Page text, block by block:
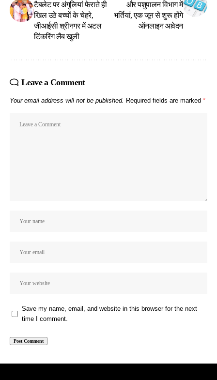
टैबलेट पर अंगुलियां फेराते ही
खिल उठे बच्चों के चेहरे,
जीआईसी श्रीनगर में अटल
टिंकरिंग लैब खुली
और पशुपालन विभाग में
भर्तियां, एक जून से शुरू होंगे
ऑनलाइन आवेदन
Leave a Comment
Your email address will not be published. Required fields are marked *
Save my name, email, and website in this browser for the next
time I comment.